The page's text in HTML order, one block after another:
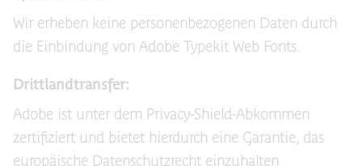
Wir erheben keine personenbezogenen Daten durch
die Einbindung von Adobe Typekit Web Fonts.
Drittlandtransfer:
Adobe ist unter dem Privacy-Shield-Abkommen
zertifiziert und bietet hierdurch eine Garantie, das
europäische Datenschutzrecht einzuhalten